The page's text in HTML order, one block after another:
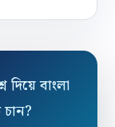
বাংলা